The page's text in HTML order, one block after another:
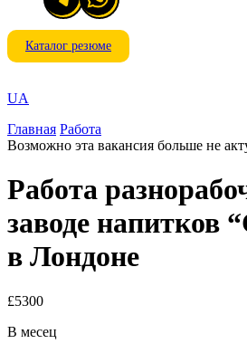
Каталог резюме
UA
Главная Работа
Возможно эта вакансия больше не
Работа
заводе напитков
в Лондоне
£5300
В месец